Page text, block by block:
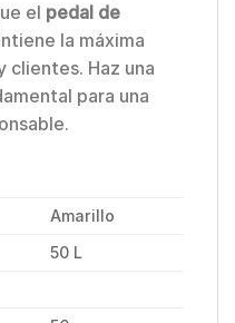
el pedal de
la máxima
clientes. Haz una
para una
Amarillo
50 L